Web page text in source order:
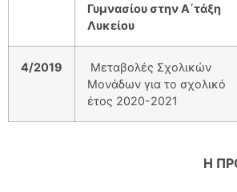
Γυμνασίου στην Α΄τάξη
Λυκείου
4/2019
Μεταβολές Σχολικών
Μονάδων για το σχολικό
έτος 2020-2021
Η